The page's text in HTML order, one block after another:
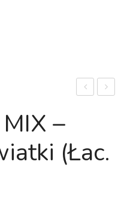
'Zeylanica’)
–
(łac.